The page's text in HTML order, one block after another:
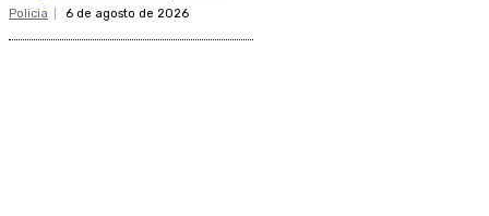
Policia 6 de agosto de 2026